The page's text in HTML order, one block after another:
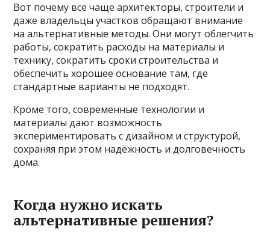
Вот почему все чаще архитекторы, строители и
даже владельцы участков обращают внимание
на альтернативные методы. Они могут облегчить
работы, сократить расходы на материалы и
технику, сократить сроки строительства и
обеспечить хорошее основание там, где
стандартные варианты не подходят.
Кроме того, современные технологии и
материалы дают возможность
экспериментировать с дизайном и структурой,
сохраняя при этом надёжность и долговечность
дома.
Когда нужно искать
альтернативные решения?